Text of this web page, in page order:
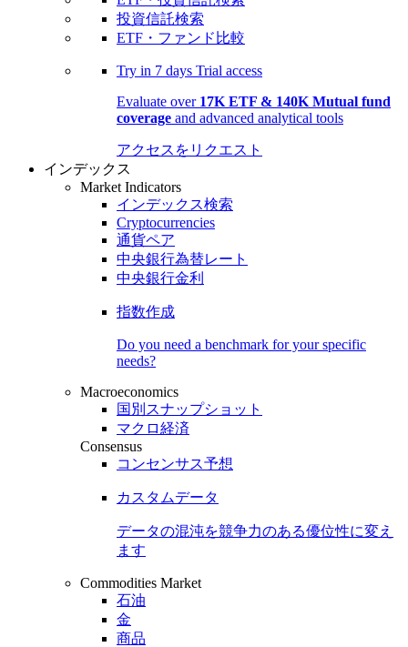
投資信託検索
ETF・ファンド比較
Try in 7 days Trial access
Evaluate over 17K ETF & 140K Mutual fund
coverage and advanced analytical tools
アクセスをリクエスト
インデックス
Market Indicators
インデックス検索
Cryptocurrencies
通貨ペア
中央銀行為替レート
中央銀行金利
指数作成
Do you need a benchmark for your specific
needs?
Macroeconomics
国別スナップショット
マクロ経済
Consensus
コンセンサス予想
カスタムデータ
データの混沌を競争力のある優位性に変え
ます
Commodities Market
石油
金
商品